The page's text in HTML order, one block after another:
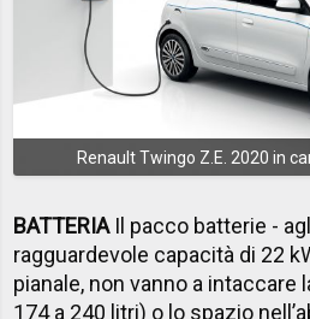
Renault Twingo Z.E. 2020 in
BATTERIAIl pacco batterie -
ragguardevole capacità di 22
pianale, non vanno a intaccare
174 a 240 litri) o lo spazio